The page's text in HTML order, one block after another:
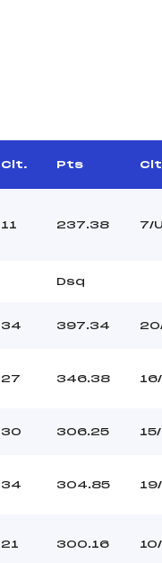
Clt. Pts
11 237.38 7/
Dsq
34 397.34
27 346.38
30 306.25
34 304.85
21 300.16